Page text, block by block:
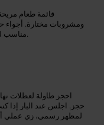
قائمة طعام
ومشروبات مختارة. أجواء
مناسب لزوار بمفردهم، للأزواج، وللمجموعات الصغيرة.
احجز طاولة لعطلات
حجز. اجلس عند البار إذا
لمظهر رسمي، زي عملي